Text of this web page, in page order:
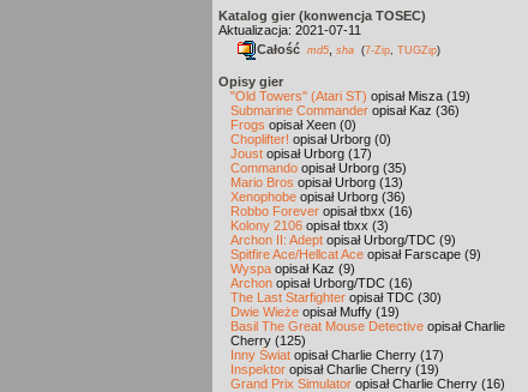
Katalog gier (konwencja TOSEC)
Aktualizacja: 2021-07-11
Całość md5 sha (7-Zip TUGZip)
Opisy gier
"Old Towers" (Atari ST) opisał Misza (19)
Submarine Commander opisał Kaz (36)
Frogs opisał Xeen (0)
Choplifter! opisał Urborg (0)
Joust opisał Urborg (17)
Commando opisał Urborg (35)
Mario Bros opisał Urborg (13)
Xenophobe opisał Urborg (36)
Robbo Forever opisał tbxx (16)
Kolony 2106 opisał tbxx (3)
Archon II: Adept opisał Urborg/TDC (9)
Spitfire Ace/Hellcat Ace opisał Farscape (9)
Wyspa opisał Kaz (9)
Archon opisał Urborg/TDC (16)
The Last Starfighter opisał TDC (30)
Dwie Wieże opisał Muffy (19)
Basil The Great Mouse Detective opisał Charlie
Cherry (125)
Inny Świat opisał Charlie Cherry (17)
Inspektor opisał Charlie Cherry (19)
Grand Prix Simulator opisał Charlie Cherry (16)